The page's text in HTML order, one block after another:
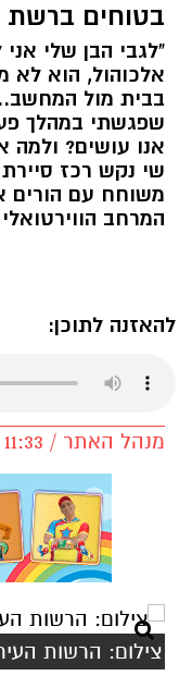
בטוחים ברשת
"לגבי הבן שלי
אלכוהול, הוא לא
בבית מול
שפגשתי במהלך
אנו עושים? ולמה
שי נקש רכז
משוחח עם הורים
המרחב הווירטואלי
להאזנה לתוכן:
מנהל האתר / 11:33 28.02.18
צילום: הרשות